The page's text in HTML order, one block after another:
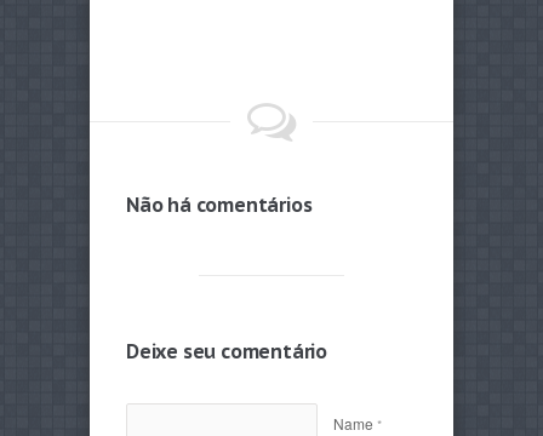
Não há comentários
Deixe seu comentário
Name *